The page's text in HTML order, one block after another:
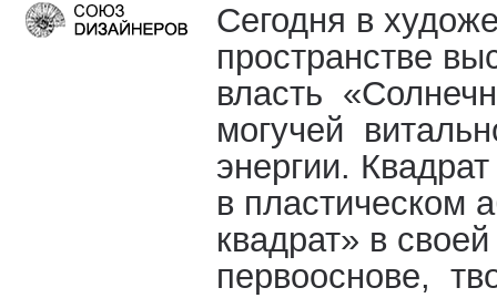
Сегодня в
пространстве
власть
могучей
энергии.
в пластическом
квадрат» в
первооснове,